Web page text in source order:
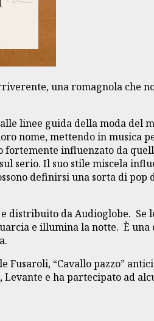
una romagnola che
linee guida della moda del
nome, mettendo in musica
influenzato da
serio. Il suo stile miscela
definirsi una sorta di pop
distribuito da Audioglobe. Se
e illumina la notte. È una
Fusaroli, “Cavallo pazzo”
Levante e ha partecipato ad